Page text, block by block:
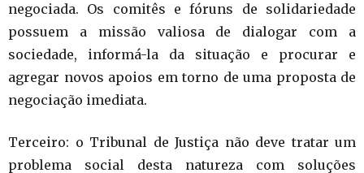
negociada. Os comitês e fóruns de solidariedade
possuem a missão valiosa de dialogar com a
sociedade, informá-la da situação e procurar e
agregar novos apoios em torno de uma proposta de
negociação imediata.
Terceiro: o Tribunal de Justiça não deve tratar um
problema social desta natureza com soluções